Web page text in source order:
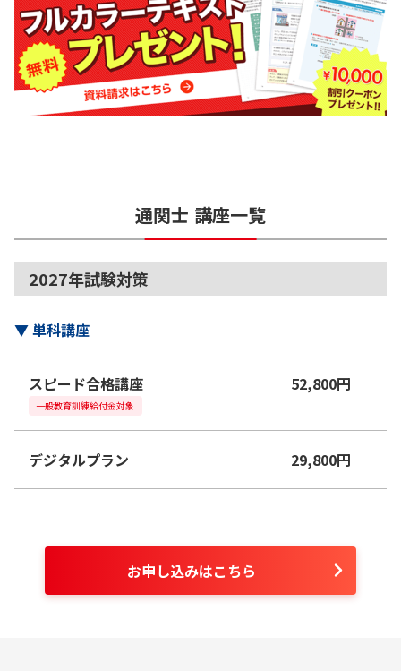
通関士 講座一覧
2027年試験対策
▼単科講座
スピード合格講座 52,800円
一般教育訓練給付金対象
デジタルプラン 29,800円
お申し込みはこちら